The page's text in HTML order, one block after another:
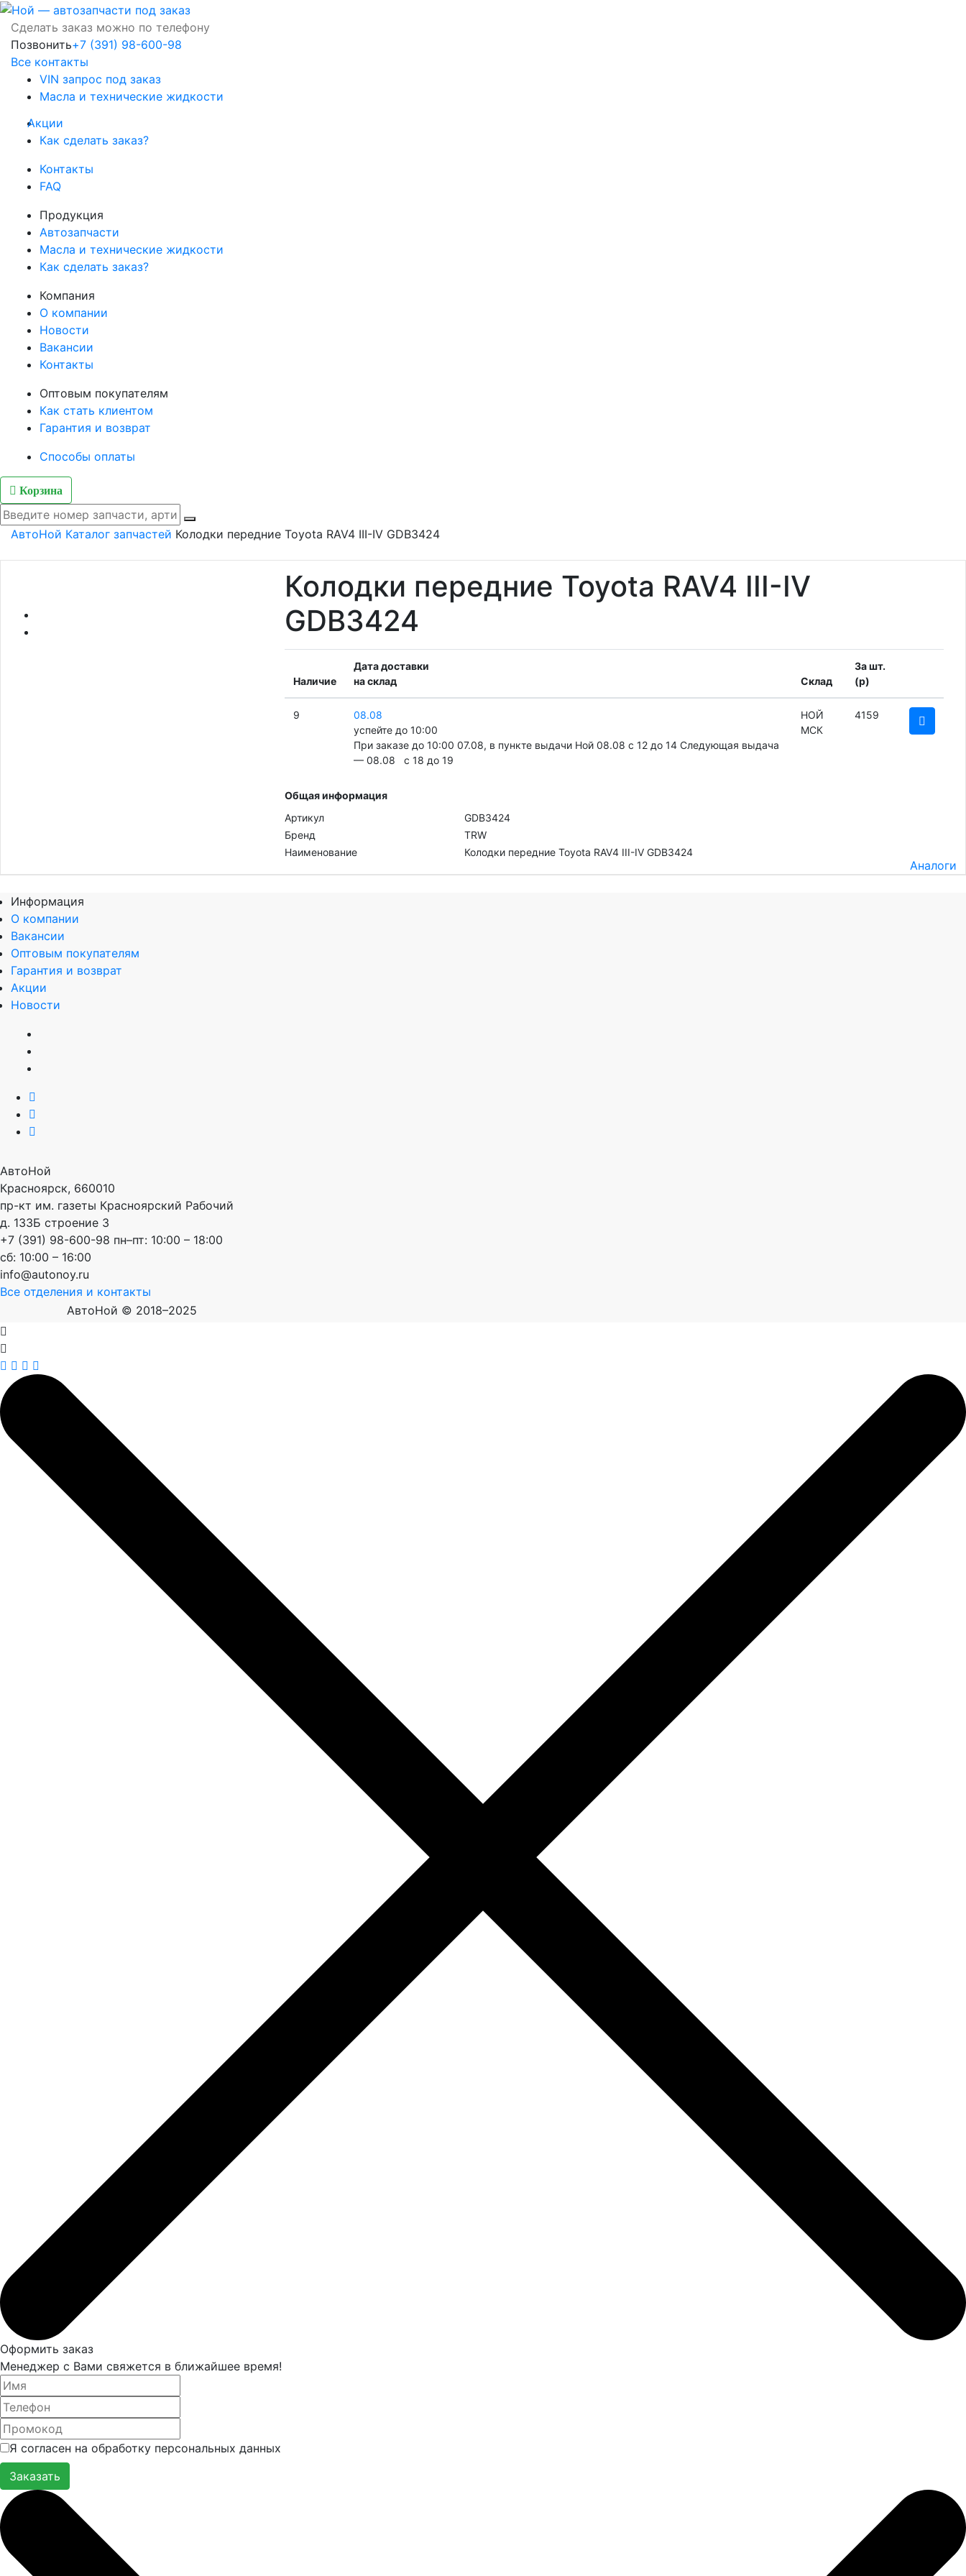
Сделать заказ можно по телефону
Позвонить+7 (391) 98-600-98
Все контакты
VIN запрос под заказ
Масла и технические жидкости
Акции
Как сделать заказ?
Контакты
FAQ
Продукция
Автозапчасти
Масла и технические жидкости
Как сделать заказ?
Компания
О компании
Новости
Вакансии
Контакты
Оптовым покупателям
Как стать клиентом
Гарантия и возврат
Способы оплаты
Корзина
АвтоНой Каталог запчастей Колодки передние Toyota RAV4 III-IV GDB3424
Колодки передние Toyota RAV4 III-IV
GDB3424
Наличие
Дата доставки
на склад
Склад
За шт.
(p)
9
08.08
успейте до 10:00
При заказе до 10:00 07.08, в пункте выдачи Ной 08.08 c 12 до 14 Следующая выдача
— 08.08 c 18 до 19
НОЙ
МСК
4159
Общая информация
Артикул
GDB3424
Бренд
TRW
Наименование
Колодки передние Toyota RAV4 III-IV GDB3424
Аналоги
Информация
О компании
Вакансии
Оптовым покупателям
Гарантия и возврат
Акции
Новости
АвтоНой
Красноярск, 660010
пр-кт им. газеты Красноярский Рабочий
д. 133Б строение 3
+7 (391) 98-600-98 пн–пт: 10:00 – 18:00
сб: 10:00 – 16:00
info@autonoy.ru
Все отделения и контакты
АвтоНой © 2018–2025
Оформить заказ
Менеджер с Вами свяжется в ближайшее время!
Я согласен на обработку персональных данных
Заказать